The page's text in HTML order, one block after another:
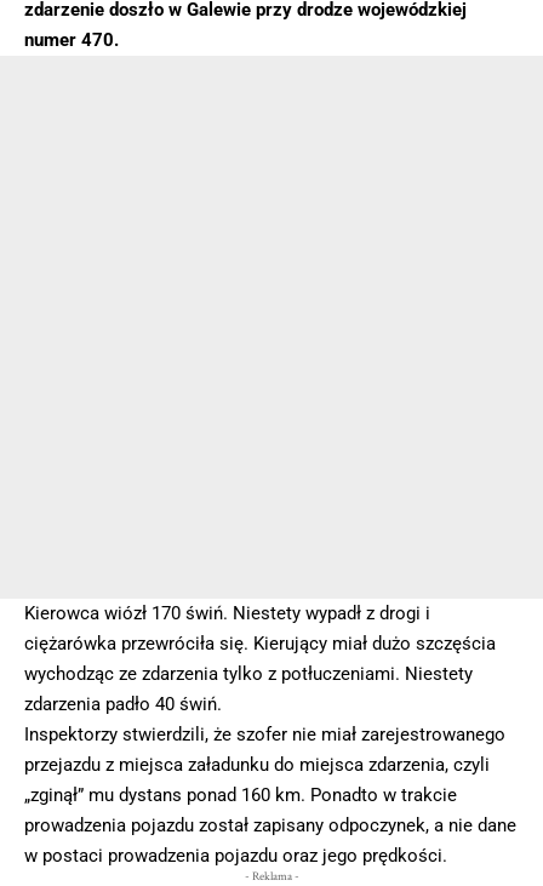
zdarzenie doszło w Galewie przy drodze wojewódzkiej
numer 470.
Kierowca wiózł 170 świń. Niestety wypadł z drogi i
ciężarówka przewróciła się. Kierujący miał dużo szczęścia
wychodząc ze zdarzenia tylko z potłuczeniami. Niestety
zdarzenia padło 40 świń.
Inspektorzy stwierdzili, że szofer nie miał zarejestrowanego
przejazdu z miejsca załadunku do miejsca zdarzenia, czyli
„zginął” mu dystans ponad 160 km. Ponadto w trakcie
prowadzenia pojazdu został zapisany odpoczynek, a nie dane
w postaci prowadzenia pojazdu oraz jego prędkości.
- Reklama -